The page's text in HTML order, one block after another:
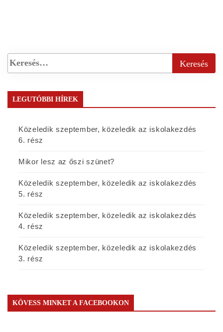
LEGUTÓBBI HÍREK
Közeledik szeptember, közeledik az iskolakezdés
6. rész
Mikor lesz az őszi szünet?
Közeledik szeptember, közeledik az iskolakezdés
5. rész
Közeledik szeptember, közeledik az iskolakezdés
4. rész
Közeledik szeptember, közeledik az iskolakezdés
3. rész
KÖVESS MINKET A FACEBOOKON